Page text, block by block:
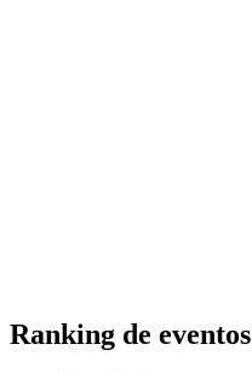
Ranking de eventos